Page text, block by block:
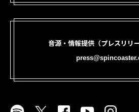
音源・情報提供（プレスリリ